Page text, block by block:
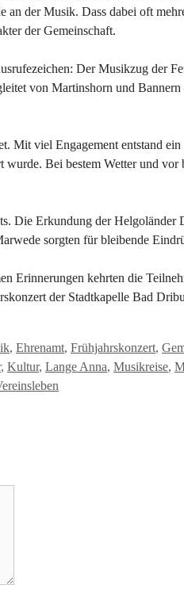
an der Musik. Dass dabei oft
der Gemeinschaft.
Der Musikzug der
von Martinshorn und
Mit viel Engagement entstand
wurde. Bei bestem Wetter und
Die Erkundung der
sorgten für bleibende
Erinnerungen kehrten die
der Stadtkapelle Bad
, Ehrenamt, Frühjahrskonzert,
, Kultur, Lange Anna, Musikreise,